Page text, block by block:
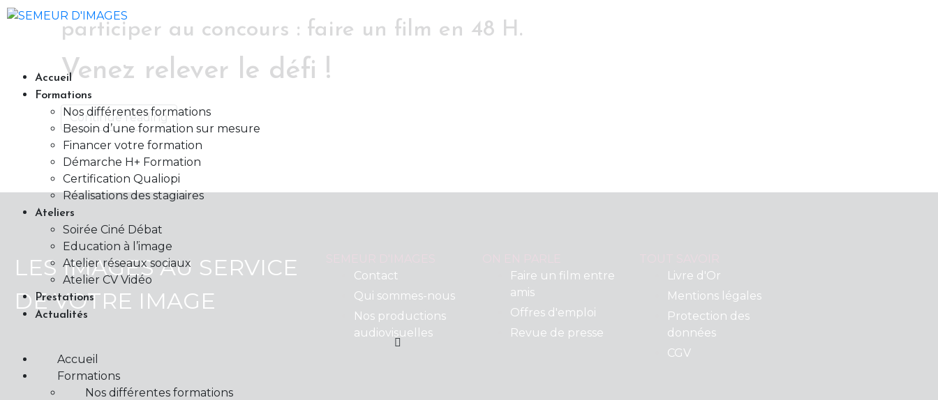
Accueil
Formations
Nos différentes formations
Besoin d’une formation sur mesure
Financer votre formation
Démarche H+ Formation
Certification Qualiopi
Réalisations des stagiaires
Ateliers
Soirée Ciné Débat
Education à l’image
Atelier réseaux sociaux
Atelier CV Vidéo
Prestations
Actualités
Accueil
Formations
Nos différentes formations
participer au concours : faire un film en 48 H.
Venez relever le défi !
Continue reading
LES IMAGES AU SERVICE
DE VOTRE IMAGE
Contact
Qui sommes-nous
Nos productions
audiovisuelles
Faire un film entre
amis
Offres d'emploi
Revue de presse
Livre d'Or
Mentions légales
Protection des
données
CGV